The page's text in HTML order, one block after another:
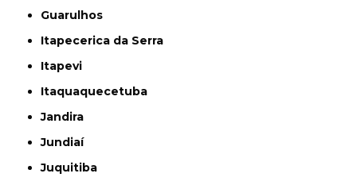
Guarulhos
Itapecerica da Serra
Itapevi
Itaquaquecetuba
Jandira
Jundiaí
Juquitiba